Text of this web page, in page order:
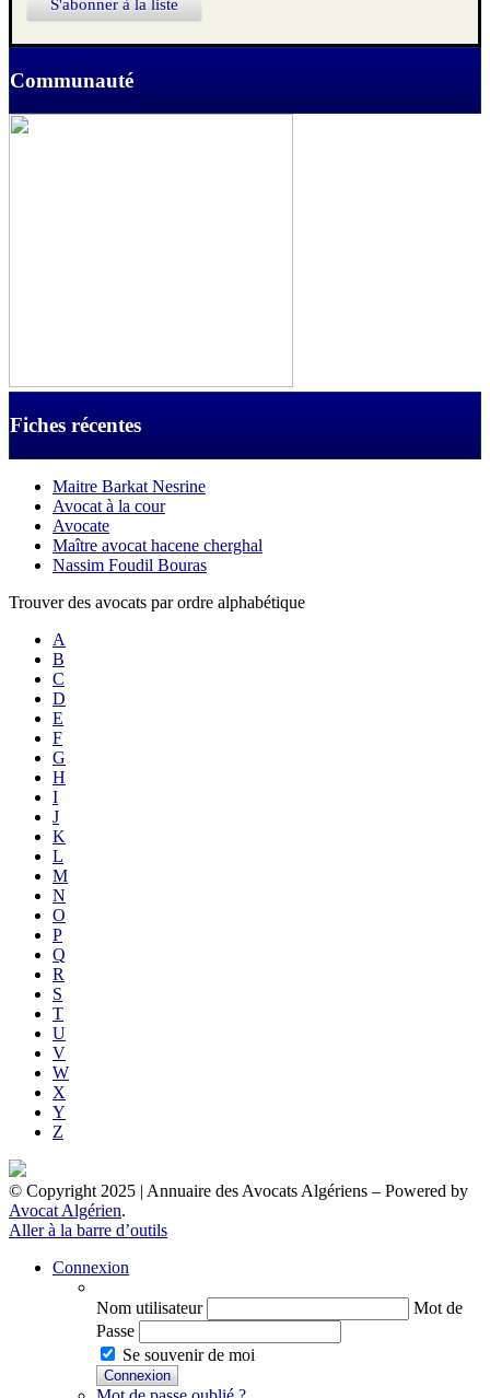
Communauté
Fiches récentes
Maitre Barkat Nesrine
Avocat à la cour
Avocate
Maître avocat hacene cherghal
Nassim Foudil Bouras
Trouver des avocats par ordre alphabétique
A
B
C
D
E
F
G
H
I
J
K
L
M
N
O
P
Q
R
S
T
U
V
W
X
Y
Z
© Copyright 2025 | Annuaire des Avocats Algériens – Powered by
Avocat Algérien.
Aller à la barre d’outils
Connexion
Nom utilisateur
Mot de
Passe
Se souvenir de moi